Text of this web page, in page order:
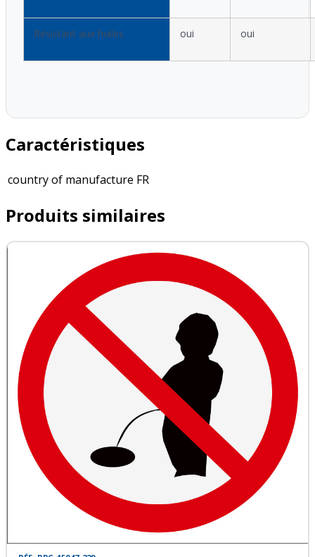
Résistant aux huiles oui oui
Caractéristiques
country of manufacture FR
Produits similaires